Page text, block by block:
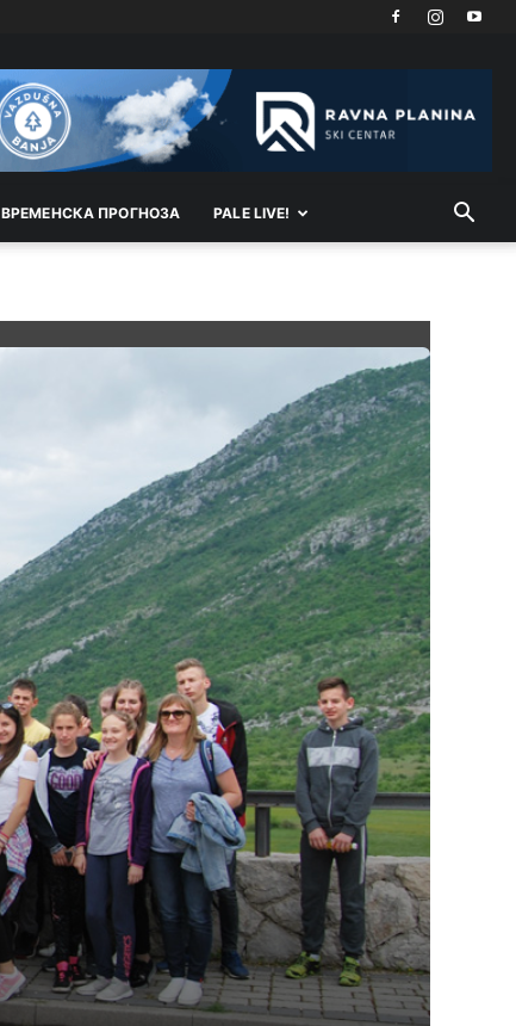
ВРEМEНСКА ПРОГНОЗА PALE LIVE!
isporuka vode za Sarajevo je smanjena zbog
kvara na cevovodu,majstori iz sarajevskog
vodovoda dolaze da saniraju glavnu cijev.
Анонимно2553747 јуче
Šarović i dodik upotri***še svoje đžokere za
izazivanje predizbornog
haosa.Opet
sarajevo biti označena kao rak rana RS.
Treba da znaš da paljanski vodovod opstaje na
parama koje dobije iz KantonaSarajevo.Kanton
ima opciju da odbaci potrošnju vode sa
jahorinskih vrela ali mu je to skuplje pa koristi
vodu koja mu je jeftinija
Анонимно2798926 јуче
10:04
Opšte je poznato da se voda prodaje i to nije
problem niti iko pravi problem oko toga. Ovdje je
u pitanju odgovornost vodovoda prema primarni
korisnicima njihove usluge koju građani Pala isto
tako plaćaju.
Анонимно2801129 јуче 11:08
Vodovodu je primaran novac koji sigurno dobija
izKantona.Seljaci koji žive u Palama (kakvi
građani kad je sve šljeglo) ionako slabo plaćaju
vodu
Анонимно2798926 јуче
11:17
Neka ste Vi građanin da nas produhovite!
Анонимно2798926 јуче 11:20